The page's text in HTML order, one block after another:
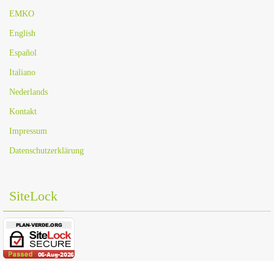
EMKO
English
Español
Italiano
Nederlands
Kontakt
Impressum
Datenschutzerklärung
SiteLock